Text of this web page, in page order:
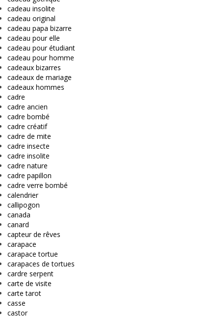
cadeau insolite
cadeau original
cadeau papa bizarre
cadeau pour elle
cadeau pour étudiant
cadeau pour homme
cadeaux bizarres
cadeaux de mariage
cadeaux hommes
cadre
cadre ancien
cadre bombé
cadre créatif
cadre de mite
cadre insecte
cadre insolite
cadre nature
cadre papillon
cadre verre bombé
calendrier
callipogon
canada
canard
capteur de rêves
carapace
carapace tortue
carapaces de tortues
cardre serpent
carte de visite
carte tarot
casse
castor